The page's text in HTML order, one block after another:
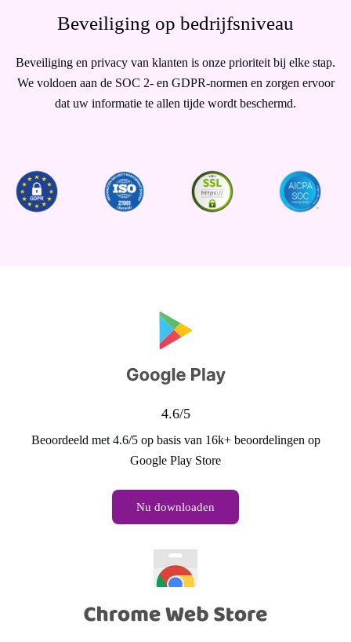
Beveiliging op bedrijfsniveau
Beveiliging en privacy van klanten is onze prioriteit bij elke stap.
We voldoen aan de SOC 2- en GDPR-normen en zorgen ervoor
dat uw informatie te allen tijde wordt beschermd.
4.6/5
Beoordeeld met 4.6/5 op basis van 16k+ beoordelingen op
Google Play Store
Nu downloaden